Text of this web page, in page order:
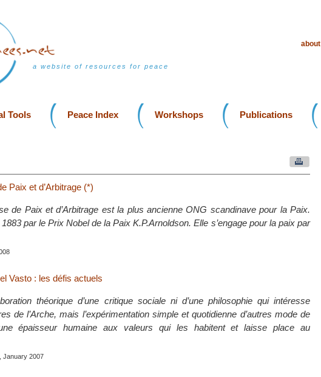
a website of resources for peace
about
Tools Peace Index Workshops Publications
Paix et d’Arbitrage (*)
de Paix et d’Arbitrage est la plus ancienne ONG scandinave pour la Paix.
par le Prix Nobel de la Paix K.P.Arnoldson. Elle s’engage pour la paix par
Vasto : les défis actuels
théorique d’une critique sociale ni d’une philosophie qui intéresse
de l’Arche, mais l’expérimentation simple et quotidienne d’autres mode de
épaisseur humaine aux valeurs qui les habitent et laisse place au
January 2007